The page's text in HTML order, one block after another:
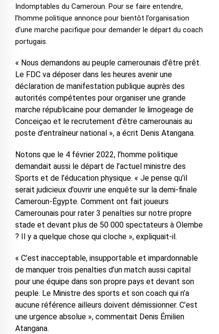
Indomptables du Cameroun. Pour se faire entendre,
l’homme politique annonce pour bientôt l’organisation
d’une marche pacifique pour demander le départ du coach
portugais.
« Nous demandons au peuple camerounais d’être prêt.
Le FDC va déposer dans les heures avenir une
déclaration de manifestation publique auprès des
autorités compétentes pour organiser une grande
marche républicaine pour demander le limogeage de
Conceiçao et le recrutement d’être camerounais au
poste d’entraîneur national », a écrit Denis Atangana.
Notons que le 4 février 2022, l’homme politique
demandait aussi le départ de l’actuel ministre des
Sports et de l’éducation physique. « Je pense qu’il
serait judicieux d’ouvrir une enquête sur la demi-finale
Cameroun-Égypte. Comment ont fait joueurs
Camerounais pour rater 3 penalties sur notre propre
stade et devant plus de 50 000 spectateurs à Olembe
? Il y a quelque chose qui cloche », expliquait-il.
« C’est inacceptable, insupportable et impardonnable
de manquer trois penalties d’un match aussi capital
pour une équipe dans son propre pays et devant son
peuple. Le Ministre des sports et son coach qui n’a
aucune référence ailleurs doivent démissionner. C’est
une urgence absolue », commentait Denis Émilien
Atangana.